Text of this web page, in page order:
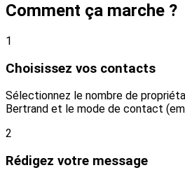
Comment ça marche ?
1
Choisissez vos contacts
Sélectionnez le nombre de
Bertrand et le mode de contact
2
Rédigez votre message